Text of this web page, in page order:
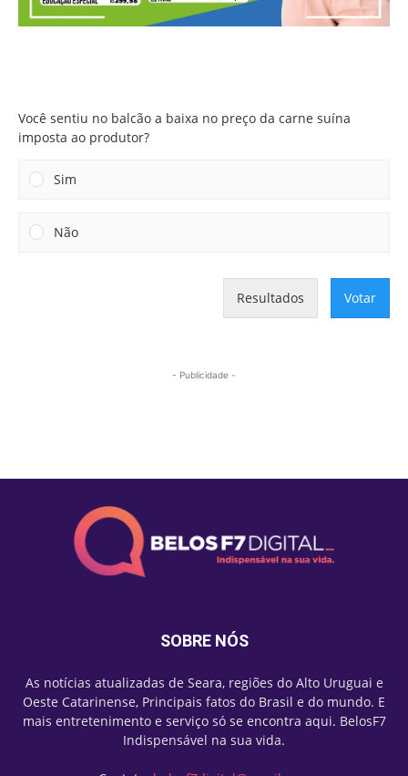
Você sentiu no balcão a baixa no preço da carne suína
imposta ao produtor?
Sim
Não
Resultados Votar
- Publicidade -
SOBRE NÓS
As notícias atualizadas de Seara, regiões do Alto Uruguai e
Oeste Catarinense, Principais fatos do Brasil e do mundo. E
mais entretenimento e serviço só se encontra aqui. BelosF7
Indispensável na sua vida.